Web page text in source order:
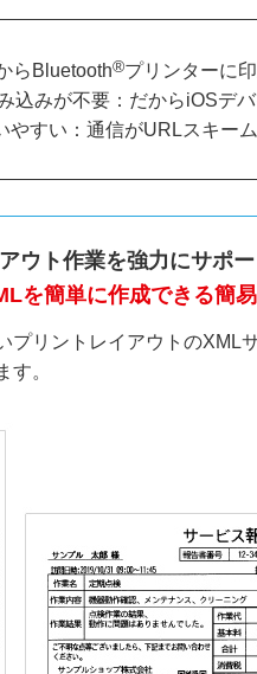
らBluetooth®プリンターに印
込みが不要：だからiOSデ
すい：通信がURLスキー
ウト作業を強力にサポー
を簡単に作成できる簡
プリントレイアウトの
す。